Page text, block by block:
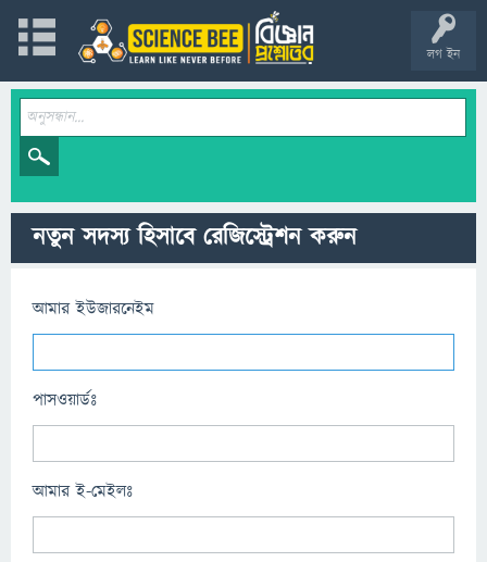
লগ ইন
নতুন সদস্য হিসাবে রেজিস্ট্রেশন করুন
আমার ইউজারনেইম
পাসওয়ার্ডঃ
আমার ই-মেইলঃ